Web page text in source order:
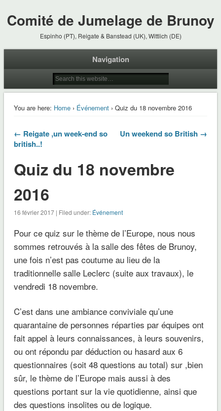
Comité de Jumelage de Brunoy
Espinho (PT), Reigate & Banstead (UK), Wittlich (DE)
Navigation
You are here: Home› Événement› Quiz du 18 novembre 2016
← Reigate ,un week-end so
british..!
Un weekend so British →
Quiz du 18 novembre
2016
16 février 2017 | Filed under: Événement
Pour ce quiz sur le thème de l’Europe, nous nous
sommes retrouvés à la salle des fêtes de Brunoy,
une fois n’est pas coutume au lieu de la
traditionnelle salle Leclerc (suite aux travaux), le
vendredi 18 novembre.
C’est dans une ambiance conviviale qu’une
quarantaine de personnes réparties par équipes ont
fait appel à leurs connaissances, à leurs souvenirs,
ou ont répondu par déduction ou hasard aux 6
questionnaires (soit 48 questions au total) sur ,bien
sûr, le thème de l’Europe mais aussi à des
questions portant sur la vie quotidienne, ainsi que
des questions insolites ou de logique.